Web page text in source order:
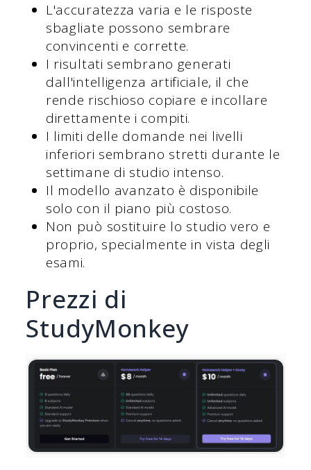
L'accuratezza varia e le risposte
sbagliate possono sembrare
convincenti e corrette.
I risultati sembrano generati
dall'intelligenza artificiale, il che
rende rischioso copiare e incollare
direttamente i compiti.
I limiti delle domande nei livelli
inferiori sembrano stretti durante le
settimane di studio intenso.
Il modello avanzato è disponibile
solo con il piano più costoso.
Non può sostituire lo studio vero e
proprio, specialmente in vista degli
esami.
Prezzi di
StudyMonkey